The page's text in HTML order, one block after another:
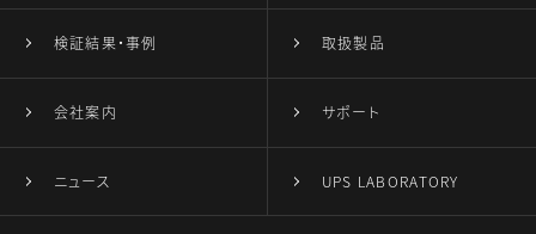
検証結果・事例 取扱製品
サポート
会社案内
ニュース UPS LABORATORY